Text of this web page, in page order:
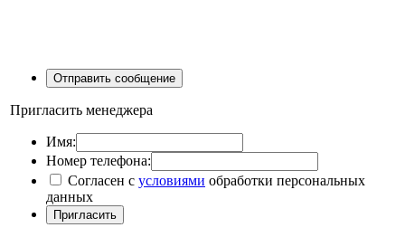
Пригласить менеджера
Имя:
Номер телефона:
Согласен с условиями обработки персональных
данных